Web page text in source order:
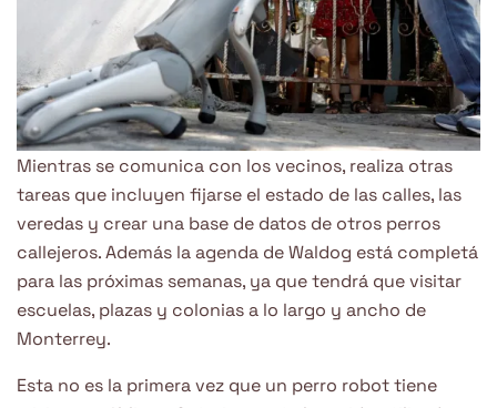
Mientras se comunica con los vecinos, realiza otras
tareas que incluyen fijarse el estado de las calles, las
veredas y crear una base de datos de otros perros
callejeros. Además la agenda de Waldog está completá
para las próximas semanas, ya que tendrá que visitar
escuelas, plazas y colonias a lo largo y ancho de
Monterrey.
Esta no es la primera vez que un perro robot tiene